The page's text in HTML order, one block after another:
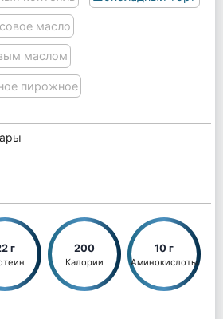
масло
маслом
пирожное
г 200
Калории
10 г
Аминокислоты